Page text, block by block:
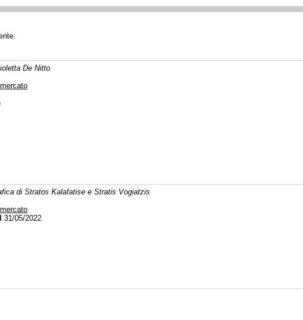
De Nitto
di Stratos Kalafatise e Stratis Vogiatzis
31/05/2022